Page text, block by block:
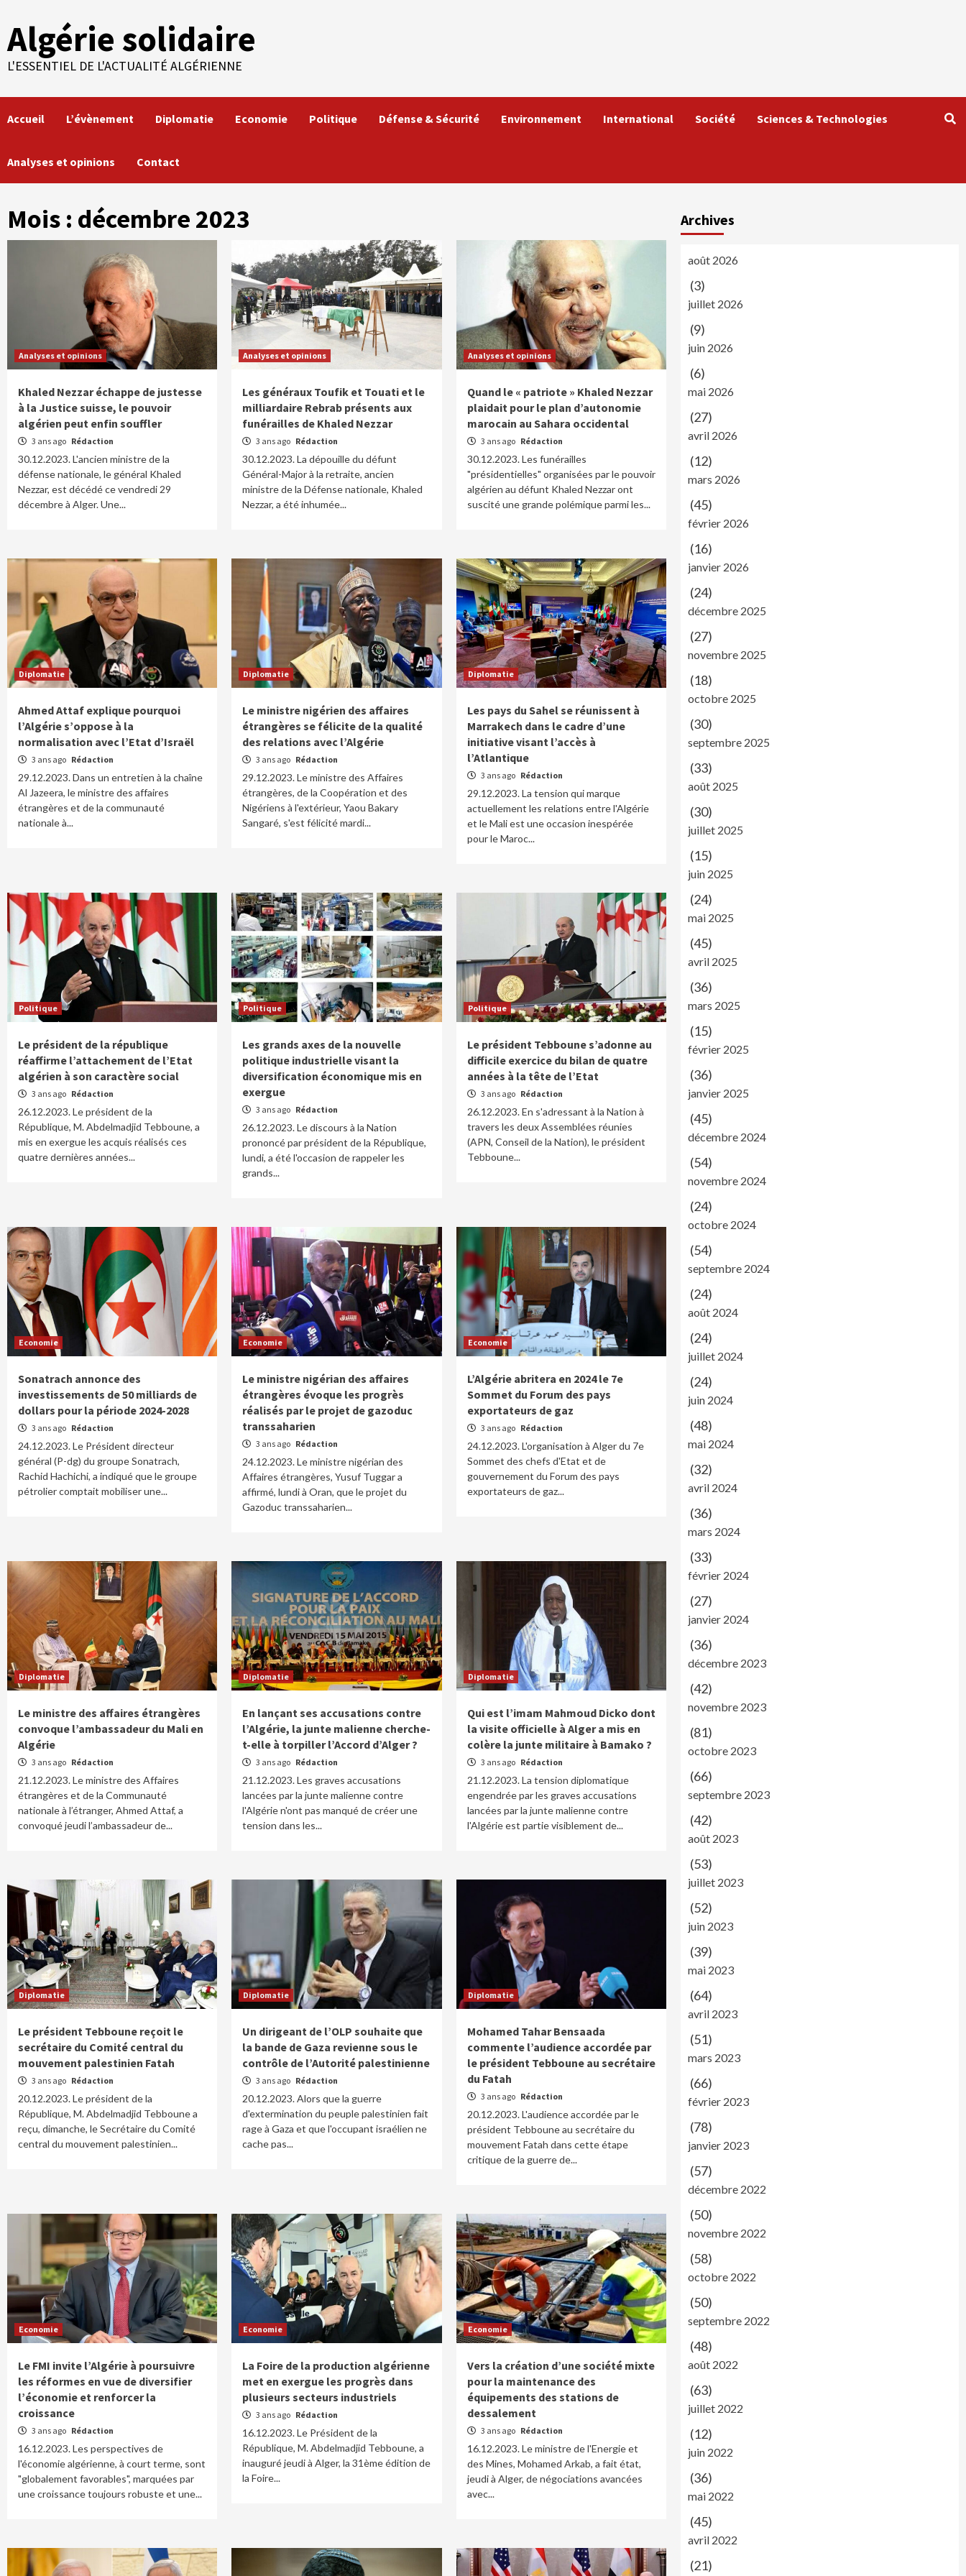
content
Algérie solidaire
L'ESSENTIEL DE L'ACTUALITÉ ALGÉRIENNE
Accueil L’évènement Diplomatie Economie Politique Défense & Sécurité Environnement International Société Sciences & Technologies
Analyses et opinions Contact
Mois : décembre 2023
Analyses et opinions
Khaled Nezzar échappe de justesse
à la Justice suisse, le pouvoir
algérien peut enfin souffler
3 ans ago Rédaction
30.12.2023. L'ancien ministre de la
défense nationale, le général Khaled
Nezzar, est décédé ce vendredi 29
décembre à Alger. Une...
Analyses et opinions
Les généraux Toufik et Touati et le
milliardaire Rebrab présents aux
funérailles de Khaled Nezzar
3 ans ago Rédaction
30.12.2023. La dépouille du défunt
Général-Major à la retraite, ancien
ministre de la Défense nationale, Khaled
Nezzar, a été inhumée...
Analyses et opinions
Quand le « patriote » Khaled Nezzar
plaidait pour le plan d’autonomie
marocain au Sahara occidental
3 ans ago Rédaction
30.12.2023. Les funérailles
"présidentielles" organisées par le pouvoir
algérien au défunt Khaled Nezzar ont
suscité une grande polémique parmi les...
Diplomatie
Ahmed Attaf explique pourquoi
l’Algérie s’oppose à la
normalisation avec l’Etat d’Israël
3 ans ago Rédaction
29.12.2023. Dans un entretien à la chaîne
Al Jazeera, le ministre des affaires
étrangères et de la communauté
nationale à...
Diplomatie
Le ministre nigérien des affaires
étrangères se félicite de la qualité
des relations avec l’Algérie
3 ans ago Rédaction
29.12.2023. Le ministre des Affaires
étrangères, de la Coopération et des
Nigériens à l'extérieur, Yaou Bakary
Sangaré, s'est félicité mardi...
Diplomatie
Les pays du Sahel se réunissent à
Marrakech dans le cadre d’une
initiative visant l’accès à
l’Atlantique
3 ans ago Rédaction
29.12.2023. La tension qui marque
actuellement les relations entre l'Algérie
et le Mali est une occasion inespérée
pour le Maroc...
Politique
Le président de la république
réaffirme l’attachement de l’Etat
algérien à son caractère social
3 ans ago Rédaction
26.12.2023. Le président de la
République, M. Abdelmadjid Tebboune, a
mis en exergue les acquis réalisés ces
quatre dernières années...
Politique
Les grands axes de la nouvelle
politique industrielle visant la
diversification économique mis en
exergue
3 ans ago Rédaction
26.12.2023. Le discours à la Nation
prononcé par président de la République,
lundi, a été l'occasion de rappeler les
grands...
Politique
Le président Tebboune s’adonne au
difficile exercice du bilan de quatre
années à la tête de l’Etat
3 ans ago Rédaction
26.12.2023. En s'adressant à la Nation à
travers les deux Assemblées réunies
(APN, Conseil de la Nation), le président
Tebboune...
Economie
Sonatrach annonce des
investissements de 50 milliards de
dollars pour la période 2024-2028
3 ans ago Rédaction
24.12.2023. Le Président directeur
général (P-dg) du groupe Sonatrach,
Rachid Hachichi, a indiqué que le groupe
pétrolier comptait mobiliser une...
Economie
Le ministre nigérian des affaires
étrangères évoque les progrès
réalisés par le projet de gazoduc
transsaharien
3 ans ago Rédaction
24.12.2023. Le ministre nigérian des
Affaires étrangères, Yusuf Tuggar a
affirmé, lundi à Oran, que le projet du
Gazoduc transsaharien...
Economie
L’Algérie abritera en 2024 le 7e
Sommet du Forum des pays
exportateurs de gaz
3 ans ago Rédaction
24.12.2023. L'organisation à Alger du 7e
Sommet des chefs d'Etat et de
gouvernement du Forum des pays
exportateurs de gaz...
Diplomatie
Le ministre des affaires étrangères
convoque l’ambassadeur du Mali en
Algérie
3 ans ago Rédaction
21.12.2023. Le ministre des Affaires
étrangères et de la Communauté
nationale à l’étranger, Ahmed Attaf, a
convoqué jeudi l’ambassadeur de...
Diplomatie
En lançant ses accusations contre
l’Algérie, la junte malienne cherche-
t-elle à torpiller l’Accord d’Alger ?
3 ans ago Rédaction
21.12.2023. Les graves accusations
lancées par la junte malienne contre
l'Algérie n'ont pas manqué de créer une
tension dans les...
Diplomatie
Qui est l’imam Mahmoud Dicko dont
la visite officielle à Alger a mis en
colère la junte militaire à Bamako ?
3 ans ago Rédaction
21.12.2023. La tension diplomatique
engendrée par les graves accusations
lancées par la junte malienne contre
l'Algérie est partie visiblement de...
Diplomatie
Le président Tebboune reçoit le
secrétaire du Comité central du
mouvement palestinien Fatah
3 ans ago Rédaction
20.12.2023. Le président de la
République, M. Abdelmadjid Tebboune a
reçu, dimanche, le Secrétaire du Comité
central du mouvement palestinien...
Diplomatie
Un dirigeant de l’OLP souhaite que
la bande de Gaza revienne sous le
contrôle de l’Autorité palestinienne
3 ans ago Rédaction
20.12.2023. Alors que la guerre
d'extermination du peuple palestinien fait
rage à Gaza et que l'occupant israélien ne
cache pas...
Diplomatie
Mohamed Tahar Bensaada
commente l’audience accordée par
le président Tebboune au secrétaire
du Fatah
3 ans ago Rédaction
20.12.2023. L'audience accordée par le
président Tebboune au secrétaire du
mouvement Fatah dans cette étape
critique de la guerre de...
Economie
Le FMI invite l’Algérie à poursuivre
les réformes en vue de diversifier
l’économie et renforcer la
croissance
3 ans ago Rédaction
16.12.2023. Les perspectives de
l'économie algérienne, à court terme, sont
"globalement favorables", marquées par
une croissance toujours robuste et une...
Economie
La Foire de la production algérienne
met en exergue les progrès dans
plusieurs secteurs industriels
3 ans ago Rédaction
16.12.2023. Le Président de la
République, M. Abdelmadjid Tebboune, a
inauguré jeudi à Alger, la 31ème édition de
la Foire...
Economie
Vers la création d’une société mixte
pour la maintenance des
équipements des stations de
dessalement
3 ans ago Rédaction
16.12.2023. Le ministre de l'Energie et
des Mines, Mohamed Arkab, a fait état,
jeudi à Alger, de négociations avancées
avec...
Archives
août 2026
(3)
juillet 2026
(9)
juin 2026
(6)
mai 2026
(27)
avril 2026
(12)
mars 2026
(45)
février 2026
(16)
janvier 2026
(24)
décembre 2025
(27)
novembre 2025
(18)
octobre 2025
(30)
septembre 2025
(33)
août 2025
(30)
juillet 2025
(15)
juin 2025
(24)
mai 2025
(45)
avril 2025
(36)
mars 2025
(15)
février 2025
(36)
janvier 2025
(45)
décembre 2024
(54)
novembre 2024
(24)
octobre 2024
(54)
septembre 2024
(24)
août 2024
(24)
juillet 2024
(24)
juin 2024
(48)
mai 2024
(32)
avril 2024
(36)
mars 2024
(33)
février 2024
(27)
janvier 2024
(36)
décembre 2023
(42)
novembre 2023
(81)
octobre 2023
(66)
septembre 2023
(42)
août 2023
(53)
juillet 2023
(52)
juin 2023
(39)
mai 2023
(64)
avril 2023
(51)
mars 2023
(66)
février 2023
(78)
janvier 2023
(57)
décembre 2022
(50)
novembre 2022
(58)
octobre 2022
(50)
septembre 2022
(48)
août 2022
(63)
juillet 2022
(12)
juin 2022
(36)
mai 2022
(45)
avril 2022
(21)